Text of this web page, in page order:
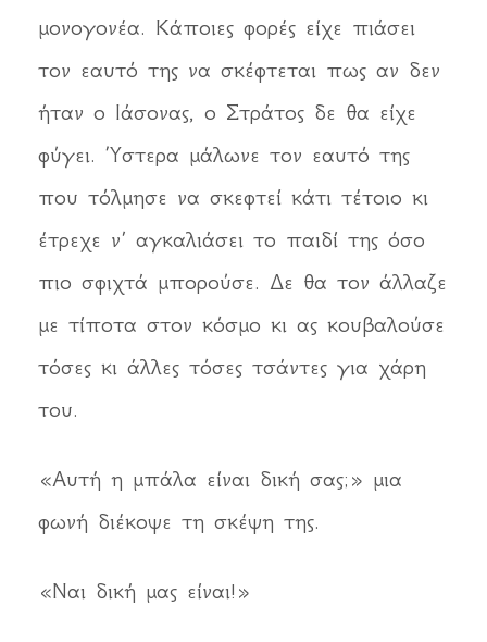
μονογονέα. Κάποιες φορές είχε πιάσει
τον εαυτό της να σκέφτεται πως αν δεν
ήταν ο Ιάσονας, ο Στράτος δε θα είχε
φύγει. Ύστερα μάλωνε τον εαυτό της
που τόλμησε να σκεφτεί κάτι τέτοιο κι
έτρεχε ν’ αγκαλιάσει το παιδί της όσο
πιο σφιχτά μπορούσε. Δε θα τον άλλαζε
με τίποτα στον κόσμο κι ας κουβαλούσε
τόσες κι άλλες τόσες τσάντες για χάρη
του.
«Αυτή η μπάλα είναι δική σας;» μια
φωνή διέκοψε τη σκέψη της.
«Ναι δική μας είναι!»